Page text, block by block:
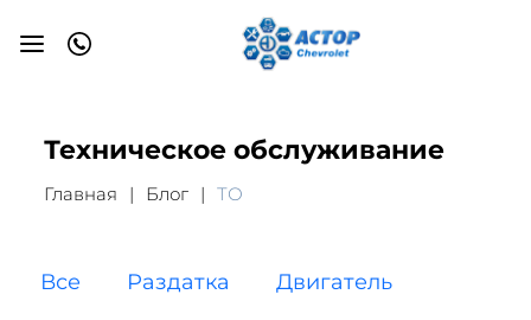
Техническое обслуживание
Главная Блог ТО
Все Раздатка
Двигатель